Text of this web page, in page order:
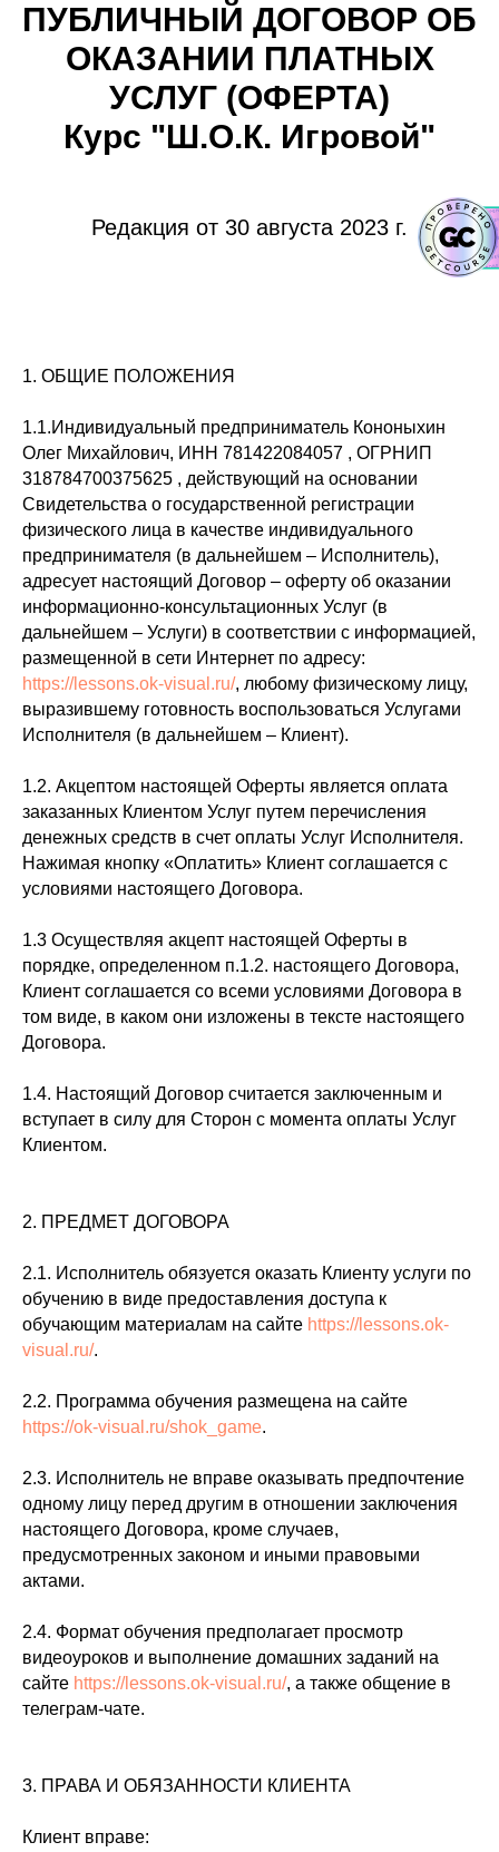
ПУБЛИЧНЫЙ ДОГОВОР ОБ
ОКАЗАНИИ ПЛАТНЫХ
УСЛУГ (ОФЕРТА)
Курс "Ш.О.К. Игровой"
Редакция от 30 августа 2023 г.
1. ОБЩИЕ ПОЛОЖЕНИЯ
1.1.Индивидуальный предприниматель Кононыхин
Олег Михайлович, ИНН 781422084057 , ОГРНИП
318784700375625 , действующий на основании
Свидетельства о государственной регистрации
физического лица в качестве индивидуального
предпринимателя (в дальнейшем – Исполнитель),
адресует настоящий Договор – оферту об оказании
информационно-консультационных Услуг (в
дальнейшем – Услуги) в соответствии с информацией,
размещенной в сети Интернет по адресу:
https://lessons.ok-visual.ru/, любому физическому лицу,
выразившему готовность воспользоваться Услугами
Исполнителя (в дальнейшем – Клиент).
1.2. Акцептом настоящей Оферты является оплата
заказанных Клиентом Услуг путем перечисления
денежных средств в счет оплаты Услуг Исполнителя.
Нажимая кнопку «Оплатить» Клиент соглашается с
условиями настоящего Договора.
1.3 Осуществляя акцепт настоящей Оферты в
порядке, определенном п.1.2. настоящего Договора,
Клиент соглашается со всеми условиями Договора в
том виде, в каком они изложены в тексте настоящего
Договора.
1.4. Настоящий Договор считается заключенным и
вступает в силу для Сторон с момента оплаты Услуг
Клиентом.
2. ПРЕДМЕТ ДОГОВОРА
2.1. Исполнитель обязуется оказать Клиенту услуги по
обучению в виде предоставления доступа к
обучающим материалам на сайте https://lessons.ok-
visual.ru/.
2.2. Программа обучения размещена на сайте
https://ok-visual.ru/shok_game.
2.3. Исполнитель не вправе оказывать предпочтение
одному лицу перед другим в отношении заключения
настоящего Договора, кроме случаев,
предусмотренных законом и иными правовыми
актами.
2.4. Формат обучения предполагает просмотр
видеоуроков и выполнение домашних заданий на
сайте https://lessons.ok-visual.ru/, а также общение в
телеграм-чате.
3. ПРАВА И ОБЯЗАННОСТИ КЛИЕНТА
Клиент вправе: